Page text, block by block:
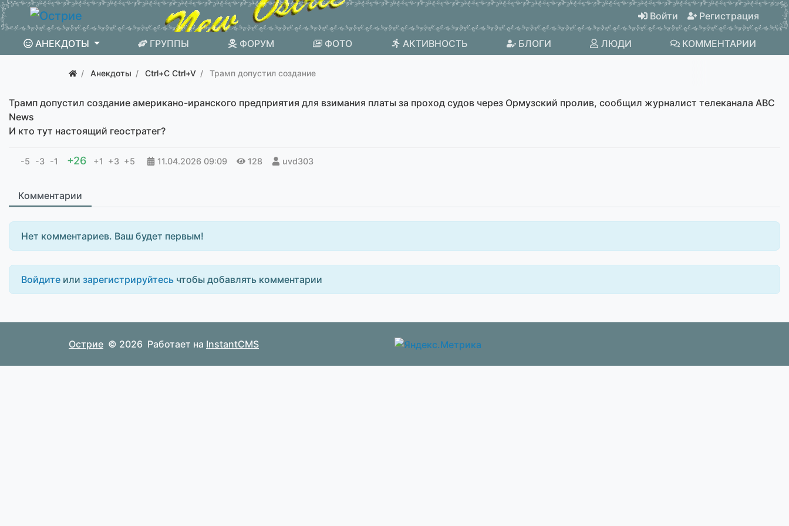
Войти Регистрация
АНЕКДОТЫ ГРУППЫ ФОРУМ ФОТО АКТИВНОСТЬ БЛОГИ ЛЮДИ КОММЕНТАРИИ
Анекдоты Ctrl+C Ctrl+V Трамп допустил создание
Трамп допустил создание американо-иранского предприятия для взимания платы за проход судов через Ормузский пролив, сообщил журналист телеканала ABC
News
И кто тут настоящий геостратег?
-5 -3 -1 +26 +1 +3 +5 11.04.2026 09:09 128 uvd303
Комментарии
Нет комментариев. Ваш будет первым!
Войдите или зарегистрируйтесь чтобы добавлять комментарии
Острие © 2026 Работает на InstantCMS